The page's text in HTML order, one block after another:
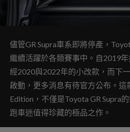
儘管GR Supra車系即將停產，
繼續活躍於各類賽事中。自2019年
經2020與2022年的小改款，而下
啟動，更多消息有待官方公布。這
Edition，不僅是Toyota GR Supra
跑車迷值得珍藏的極品之作。